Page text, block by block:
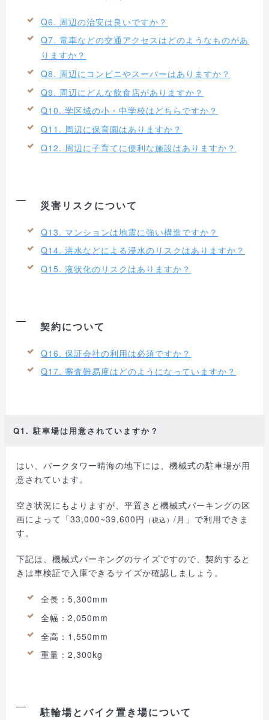
Q6. 周辺の治安は良いですか？
Q7. 電車などの交通アクセスはどのようなものがあ
りますか？
Q8. 周辺にコンビニやスーパーはありますか？
Q9. 周辺にどんな飲食店がありますか？
Q10. 学区域の小・中学校はどちらですか？
Q11. 周辺に保育園はありますか？
Q12. 周辺に子育てに便利な施設はありますか？
災害リスクについて
Q13. マンションは地震に強い構造ですか？
Q14. 洪水などによる浸水のリスクはありますか？
Q15. 液状化のリスクはありますか？
契約について
Q16. 保証会社の利用は必須ですか？
Q17. 審査難易度はどのようになっていますか？
Q1. 駐車場は用意されていますか？
はい、パークタワー晴海の地下には、機械式の駐車場が用
意されています。
空き状況にもよりますが、平置きと機械式パーキングの区
画によって「33,000~39,600円 （税込）/月」で利用できま
す。
下記は、機械式パーキングのサイズですので、契約すると
きは車検証で入庫できるサイズか確認しましょう。
全長：5,300mm
全幅：2,050mm
全高：1,550mm
重量：2,300kg
駐輪場とバイク置き場について